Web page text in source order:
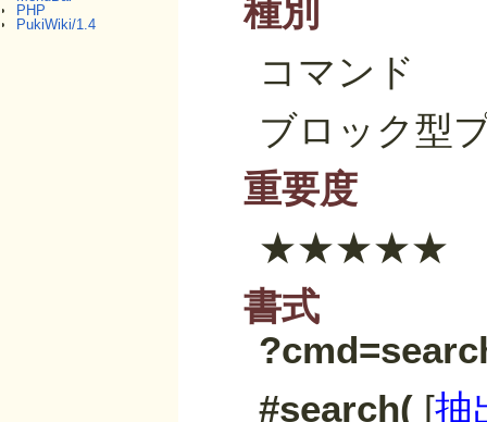
PHP
PukiWiki/1.4
種別
コマンド
ブロック型
重要度
★★★★★
書式
#search( [抽